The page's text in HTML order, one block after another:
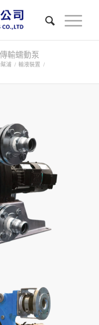
輸蠕動泵
浦 / 輸液裝置 /